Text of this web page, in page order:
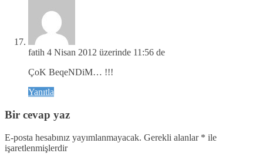
fatih 4 Nisan 2012 üzerinde 11:56 de
ÇoK BeqeNDiM… !!!
Yanıtla
Bir cevap yaz
E-posta hesabınız yayımlanmayacak. Gerekli alanlar * ile
işaretlenmişlerdir